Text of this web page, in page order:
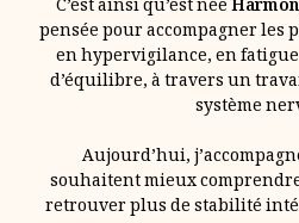
C’est ainsi qu’est née
pensée pour accompagner les
en hypervigilance, en
d’équilibre, à travers un
système
Aujourd’hui,
souhaitent mieux
retrouver plus de stabilité